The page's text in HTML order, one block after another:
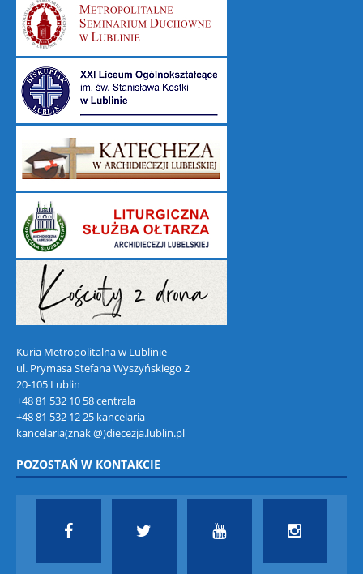
Kuria Metropolitalna w Lublinie
ul. Prymasa Stefana Wyszyńskiego 2
20-105 Lublin
+48 81 532 10 58 centrala
+48 81 532 12 25 kancelaria
kancelaria(znak @)diecezja.lublin.pl
POZOSTAŃ W KONTAKCIE